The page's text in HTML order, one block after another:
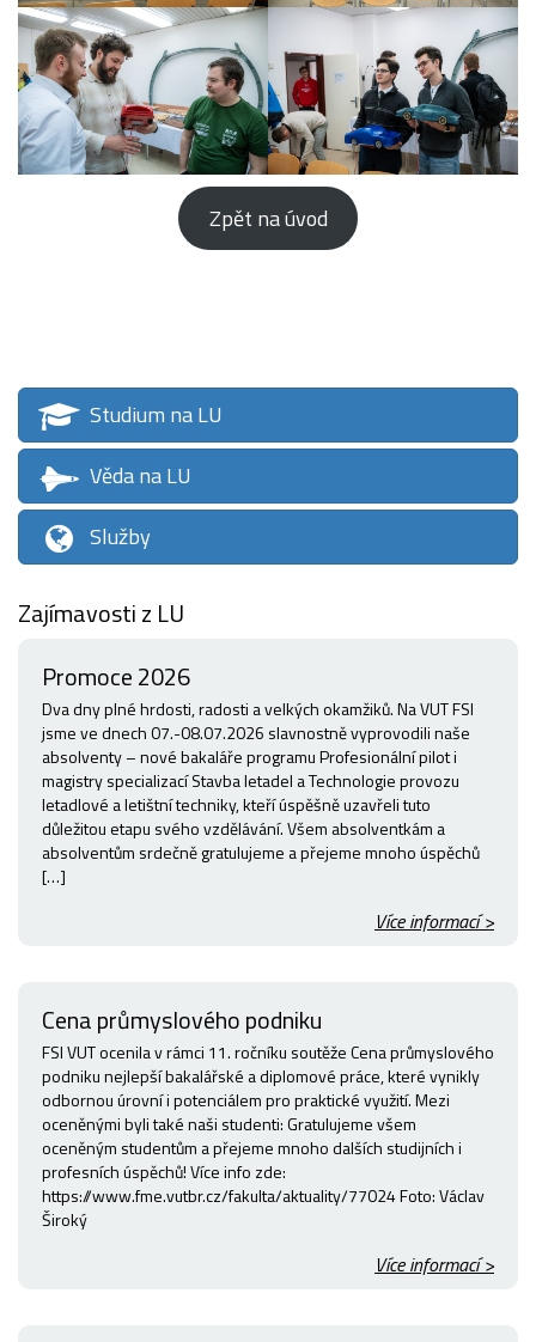
Zpět na úvod
Studium na LU
Věda na LU
Služby
Zajímavosti z LU
Promoce 2026
Dva dny plné hrdosti, radosti a velkých okamžiků. Na VUT FSI
jsme ve dnech 07.-08.07.2026 slavnostně vyprovodili naše
absolventy – nové bakaláře programu Profesionální pilot i
magistry specializací Stavba letadel a Technologie provozu
letadlové a letištní techniky, kteří úspěšně uzavřeli tuto
důležitou etapu svého vzdělávání. Všem absolventkám a
absolventům srdečně gratulujeme a přejeme mnoho úspěchů
[…]
Více informací >
Cena průmyslového podniku
FSI VUT ocenila v rámci 11. ročníku soutěže Cena průmyslového
podniku nejlepší bakalářské a diplomové práce, které vynikly
odbornou úrovní i potenciálem pro praktické využití. Mezi
oceněnými byli také naši studenti: Gratulujeme všem
oceněným studentům a přejeme mnoho dalších studijních i
profesních úspěchů! Více info zde:
https://www.fme.vutbr.cz/fakulta/aktuality/77024 Foto: Václav
Široký
Více informací >